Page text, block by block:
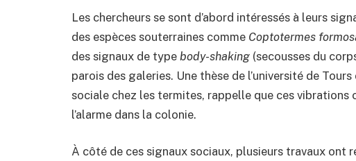
Les chercheurs se sont d’abord intéressés à leurs
des espèces souterraines comme Coptotermes
des signaux de type body-shaking (secousses du
parois des galeries. Une thèse de l’université de
sociale chez les termites, rappelle que ces vibrations
l’alarme dans la colonie.
À côté de ces signaux sociaux, plusieurs travaux ont